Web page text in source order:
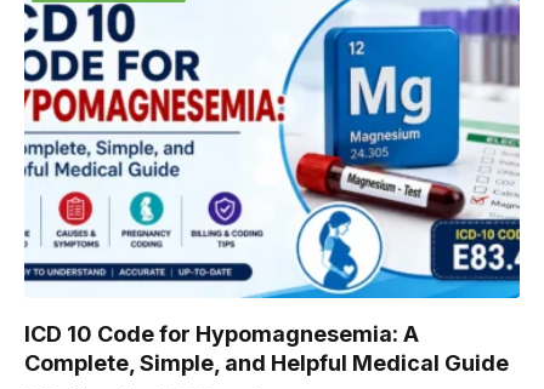
ICD 10 Code for Hypomagnesemia: A
Complete, Simple, and Helpful Medical Guide